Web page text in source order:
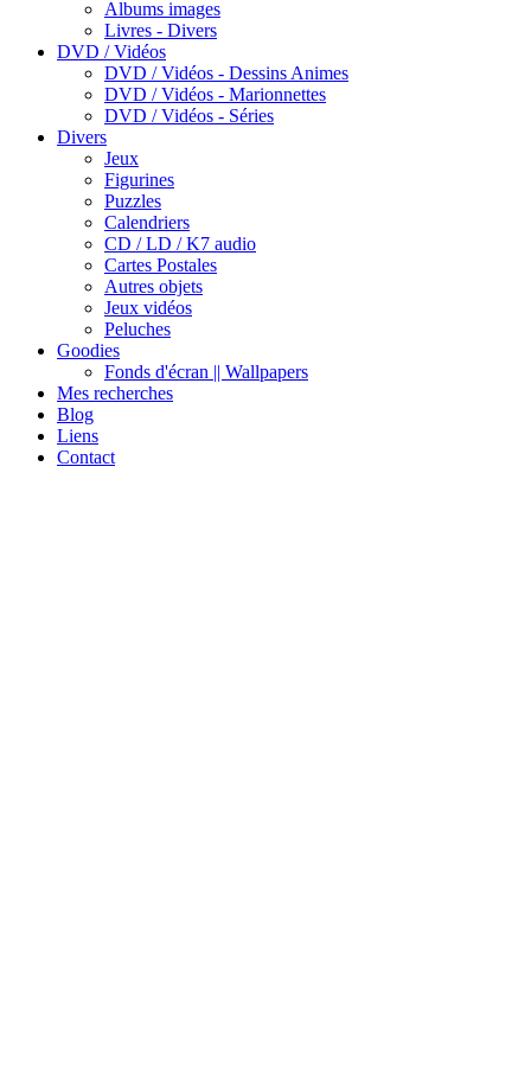
Albums images
Livres - Divers
DVD / Vidéos
DVD / Vidéos - Dessins Animes
DVD / Vidéos - Marionnettes
DVD / Vidéos - Séries
Divers
Jeux
Figurines
Puzzles
Calendriers
CD / LD / K7 audio
Cartes Postales
Autres objets
Jeux vidéos
Peluches
Goodies
Fonds d'écran || Wallpapers
Mes recherches
Blog
Liens
Contact